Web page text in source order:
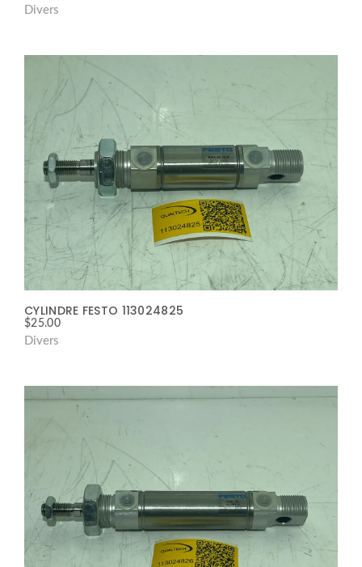
Divers
CYLINDRE FESTO 113024825
$25.00
Divers